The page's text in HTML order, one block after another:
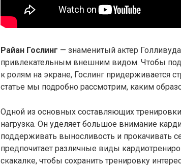
Райан Гослинг — знаменитый актер
привлекательным внешним видом. Чтобы
к ролям на экране, Гослинг придерживается
статье мы подробно рассмотрим, каким
Одной из основных составляющих
нагрузка. Он уделяет большое внимание
поддерживать выносливость и прокачивать
предпочитает различные виды
скакалке, чтобы сохранить тренировку